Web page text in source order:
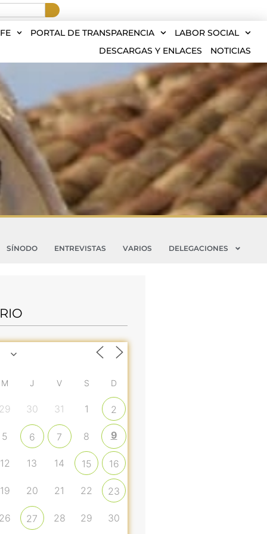
PORTAL DE TRANSPARENCIA
LABOR SOCIAL
DESCARGAS Y ENLACES
NOTICIAS
SÍNODO ENTREVISTAS VARIOS DELEGACIONES
M J V S D
29 30 31 1 2
5 6 7 8 9
12 13 14 15 16
19 20 21 22 23
26 27 28 29 30